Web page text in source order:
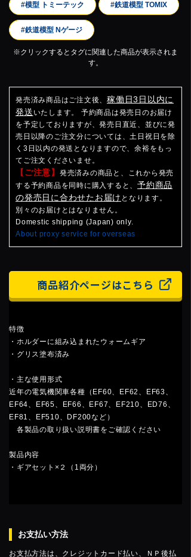
#模型 トミーテック #鉄道模型 TOMIX
#鉄道模型 Nゲージ
※クリックするとタグに関連した商品が表示されま
す。
発売済み商品はご注文後、 稼働日3日以内に
発送 いたします。 予約商品は発売日のお届け
を予定しておりますが、発売日直近、並びに発
売日以降のご注文分については、土日祝日を除
く3日以内の発送となりますので、余裕をもっ
てご注文くださいませ。
【ご注意】 発売済みの商品と、これから発売
する予約商品を同時に購入すると、 予約商品
の発売日に合わせたお届け となります。
別々のお届けとはなりません。
Domestic shipping (Japan) only.
About proxy service for overseas
商品紹介ページはこちら
特徴
・ホルダーに組み込まれたウォームギア
・グリス塗布済み
・主な使用形式
近年の電気機関車各種（EF60、EF62、EF63、
EF64、EF65、EF66、EF67、EF210、ED76、
EF81、EF510、DF200など）
各製品の取り扱い説明書をご確認ください
製品内容
・ギアセット×２（1両分）
お支払い方法
お支払方法は、クレジットカード払い、ＮＰ後払